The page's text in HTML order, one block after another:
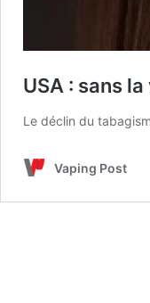
USA : sans
Le déclin du
Vaping Post